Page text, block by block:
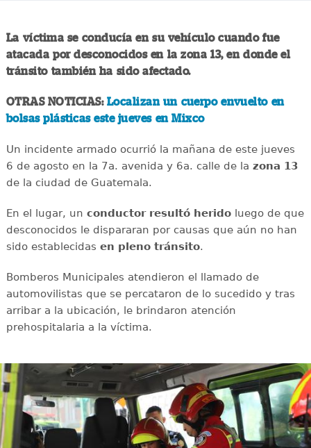
La víctima se conducía en su vehículo cuando fue
atacada por desconocidos en la zona 13, en donde el
tránsito también ha sido afectado.
OTRAS NOTICIAS: Localizan un cuerpo envuelto en
bolsas plásticas este jueves en Mixco
Un incidente armado ocurrió la mañana de este jueves
6 de agosto en la 7a. avenida y 6a. calle de la zona 13
de la ciudad de Guatemala.
En el lugar, un conductor resultó heridoluego de que
desconocidos le dispararan por causas que aún no han
sido establecidas en pleno tránsito.
Bomberos Municipales atendieron el llamado de
automovilistas que se percataron de lo sucedido y tras
arribar a la ubicación, le brindaron atención
prehospitalaria a la víctima.